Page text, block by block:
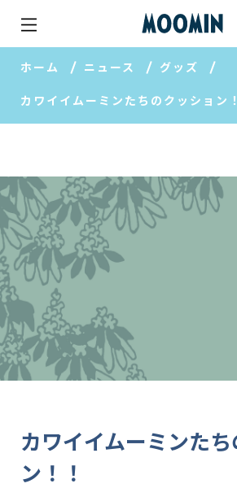
ホーム ニュース グッズ
カワイイムーミンたちのクッション
カワイイムーミンた
ン！！